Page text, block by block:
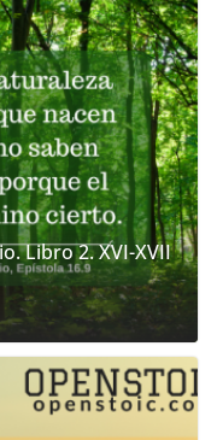
Libro 2. XVI-XVII